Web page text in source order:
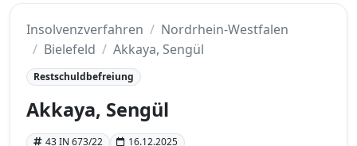
Insolvenzverfahren
Nordrhein-Westfalen
Bielefeld
Akkaya, Sengül
Restschuldbefreiung
Akkaya, Sengül
43 IN 673/22
16.12.2025